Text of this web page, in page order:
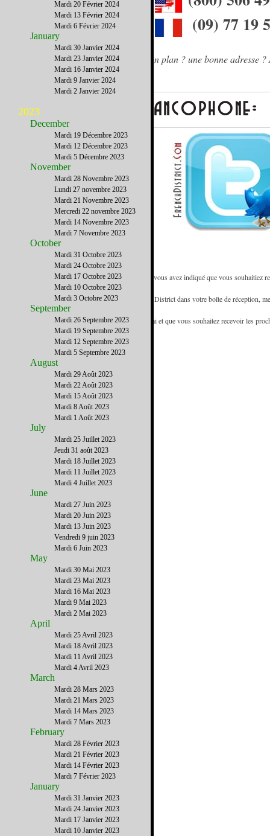
(09) 77 19
Besoin d'un conseil ? une info ? un bon plan ? une bonne adresse
- Vous recevez la newsletter de French District car vous avez indiqué que vous souhaitiez
référence des francophones de Floride.
- Pour être certain de recevoir les emails de French District dans votre boîte de réception,
d'adresses.
- Si vous recevez cette newsletter de la part d'un ami et que vous souhaitez recevoir les
www.FrenchDistrict.comgratuitement.
Mardi 20 Février 2024
Mardi 13 Février 2024
Mardi 6 Février 2024
January
Mardi 30 Janvier 2024
Mardi 23 Janvier 2024
Mardi 16 Janvier 2024
Mardi 9 Janvier 2024
Mardi 2 Janvier 2024
2023
December
Mardi 19 Décembre 2023
Mardi 12 Décembre 2023
Mardi 5 Décembre 2023
November
Mardi 28 Novembre 2023
Lundi 27 novembre 2023
Mardi 21 Novembre 2023
Mercredi 22 novembre 2023
Mardi 14 Novembre 2023
Mardi 7 Novembre 2023
October
Mardi 31 Octobre 2023
Mardi 24 Octobre 2023
Mardi 17 Octobre 2023
Mardi 10 Octobre 2023
Mardi 3 Octobre 2023
September
Mardi 26 Septembre 2023
Mardi 19 Septembre 2023
Mardi 12 Septembre 2023
Mardi 5 Septembre 2023
August
Mardi 29 Août 2023
Mardi 22 Août 2023
Mardi 15 Août 2023
Mardi 8 Août 2023
Mardi 1 Août 2023
July
Mardi 25 Juillet 2023
Jeudi 31 août 2023
Mardi 18 Juillet 2023
Mardi 11 Juillet 2023
Mardi 4 Juillet 2023
June
Mardi 27 Juin 2023
Mardi 20 Juin 2023
Mardi 13 Juin 2023
Vendredi 9 juin 2023
Mardi 6 Juin 2023
May
Mardi 30 Mai 2023
Mardi 23 Mai 2023
Mardi 16 Mai 2023
Mardi 9 Mai 2023
Mardi 2 Mai 2023
April
Mardi 25 Avril 2023
Mardi 18 Avril 2023
Mardi 11 Avril 2023
Mardi 4 Avril 2023
March
Mardi 28 Mars 2023
Mardi 21 Mars 2023
Mardi 14 Mars 2023
Mardi 7 Mars 2023
February
Mardi 28 Février 2023
Mardi 21 Février 2023
Mardi 14 Février 2023
Mardi 7 Février 2023
January
Mardi 31 Janvier 2023
Mardi 24 Janvier 2023
Mardi 17 Janvier 2023
Mardi 10 Janvier 2023